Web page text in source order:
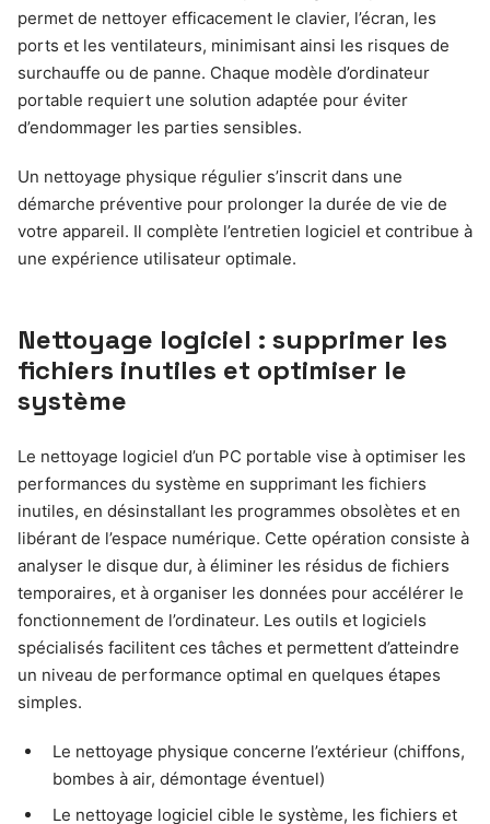
permet de nettoyer efficacement le clavier, l’écran, les
ports et les ventilateurs, minimisant ainsi les risques de
surchauffe ou de panne. Chaque modèle d’ordinateur
portable requiert une solution adaptée pour éviter
d’endommager les parties sensibles.
Un nettoyage physique régulier s’inscrit dans une
démarche préventive pour prolonger la durée de vie de
votre appareil. Il complète l’entretien logiciel et contribue à
une expérience utilisateur optimale.
Nettoyage logiciel : supprimer les
fichiers inutiles et optimiser le
système
Le nettoyage logiciel d’un PC portable vise à optimiser les
performances du système en supprimant les fichiers
inutiles, en désinstallant les programmes obsolètes et en
libérant de l’espace numérique. Cette opération consiste à
analyser le disque dur, à éliminer les résidus de fichiers
temporaires, et à organiser les données pour accélérer le
fonctionnement de l’ordinateur. Les outils et logiciels
spécialisés facilitent ces tâches et permettent d’atteindre
un niveau de performance optimal en quelques étapes
simples.
Le nettoyage physique concerne l’extérieur (chiffons,
bombes à air, démontage éventuel)
Le nettoyage logiciel cible le système, les fichiers et